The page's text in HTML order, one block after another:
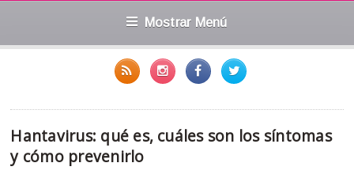
Mostrar Menú
Hantavirus: qué es, cuáles son los síntomas
y cómo prevenirlo